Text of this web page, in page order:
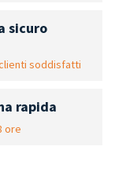
sicuro
soddisfatti
rapida
ore